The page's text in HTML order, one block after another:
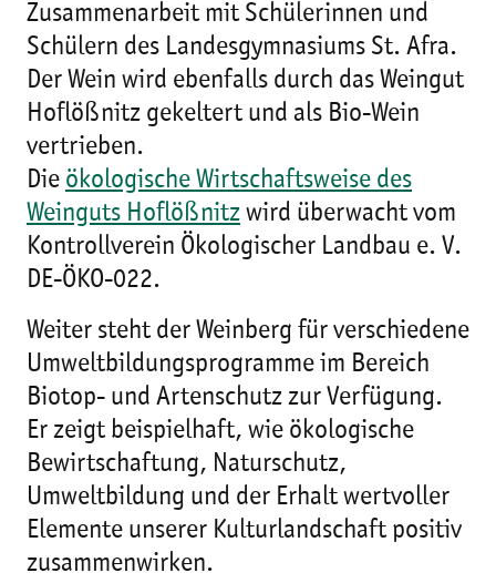
Zusammenarbeit mit Schülerinnen und
Schülern des Landesgymnasiums St. Afra.
Der Wein wird ebenfalls durch das Weingut
Hoflößnitz gekeltert und als Bio-Wein
vertrieben.
Die ökologische Wirtschaftsweise des
Weinguts Hoflößnitz wird überwacht vom
Kontrollverein Ökologischer Landbau e. V.
DE-ÖKO-022.
Weiter steht der Weinberg für verschiedene
Umweltbildungsprogramme im Bereich
Biotop- und Artenschutz zur Verfügung.
Er zeigt beispielhaft, wie ökologische
Bewirtschaftung, Naturschutz,
Umweltbildung und der Erhalt wertvoller
Elemente unserer Kulturlandschaft positiv
zusammenwirken.